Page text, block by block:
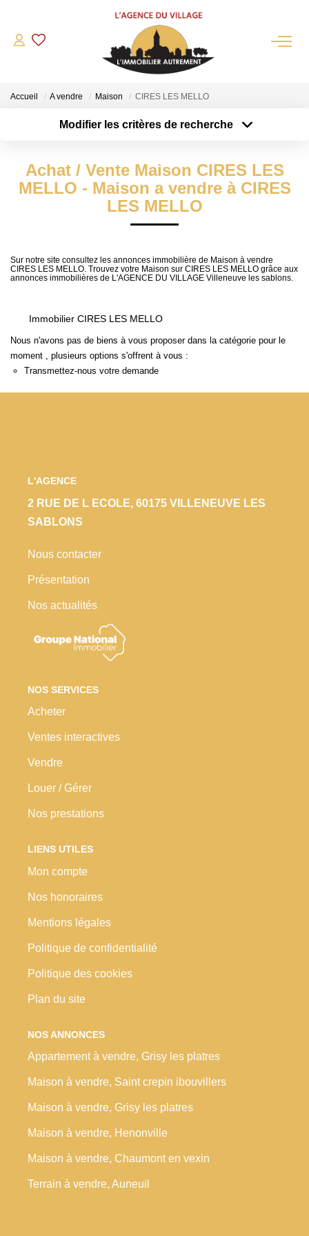
QUI SOMMES-NOUS?
L'agence
Notre Équipe
Nos Partenaires
NOS ACTUALITÉS
Maisons Anciennes
Locaux Commerciaux
Appartements
Terrains À Bâtir
Immeubles
Nos Prestations
Accueil A vendre Maison CIRES LES MELLO
Modifier les critères de recherche
Sélectionnez...
Type de bien
Surface min
Achat / Vente Maison CIRES LES
MELLO - Maison a vendre à CIRES
LES MELLO
Sur notre site consultez les annonces immobilière de Maison à vendre
CIRES LES MELLO. Trouvez votre Maison sur CIRES LES MELLO grâce aux
annonces immobilières de L'AGENCE DU VILLAGE Villeneuve les sablons.
Immobilier CIRES LES MELLO
Nous n'avons pas de biens à vous proposer dans la catégorie pour le
moment , plusieurs options s'offrent à vous :
Transmettez-nous votre demande
L'AGENCE
2 RUE DE L ECOLE, 60175 VILLENEUVE LES
SABLONS
Nous contacter
Présentation
Nos actualités
NOS SERVICES
Acheter
Ventes interactives
Vendre
Louer / Gérer
Nos prestations
LIENS UTILES
Mon compte
Nos honoraires
Mentions légales
Politique de confidentialité
Politique des cookies
Plan du site
NOS ANNONCES
Appartement à vendre, Grisy les platres
Maison à vendre, Saint crepin ibouvillers
Maison à vendre, Grisy les platres
Maison à vendre, Henonville
Maison à vendre, Chaumont en vexin
Terrain à vendre, Auneuil